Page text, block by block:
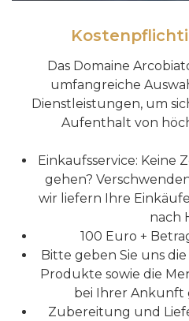
Das Domaine
umfangreiche
Dienstleistungen, um
Aufenthalt von
Einkaufsservice: Keine
gehen?
wir liefern Ihre
nach
100 Euro +
Bitte geben Sie uns
Produkte sowie die
bei Ihrer Ankunft
Zubereitung und